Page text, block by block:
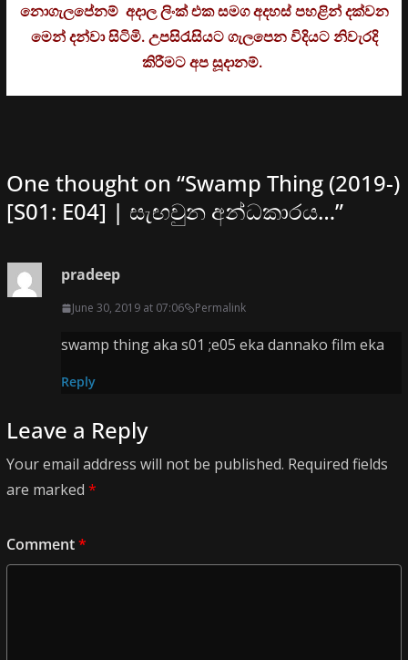
නොගැලපේනම් අදාල ලිංක් එක සමග අදහස් පහළින් දක්වන
මෙන් දන්වා සිටිමි. උපසිරැසියට ගැලපෙන විදියට නිවැරදි
කිරීමට අප සූදානම්.
One thought on “Swamp Thing (2019-)
[S01: E04] | සැඟවුන අන්ධකාරය…”
pradeep
June 30, 2019 at 07:06 Permalink
swamp thing aka s01 ;e05 eka dannako film eka
Reply
Leave a Reply
Your email address will not be published. Required fields
are marked *
Comment*